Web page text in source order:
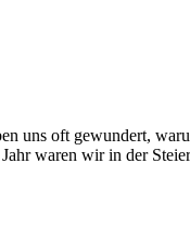
uns oft gewundert,
waren wir in der